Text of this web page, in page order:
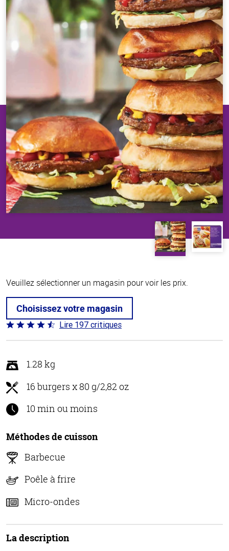
Veuillez sélectionner un magasin pour voir les prix.
Choisissez votre magasin
Coté
4.4 sur
Lire 197 critiques
1.28 kg
16 burgers x 80 g/2,82 oz
10 min ou moins
Méthodes de cuisson
Barbecue
Poêle à frire
Micro-ondes
La description